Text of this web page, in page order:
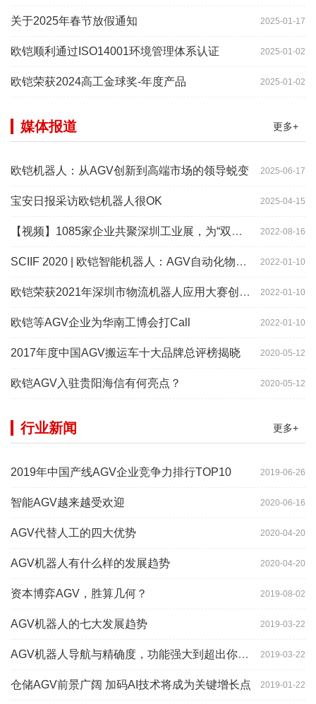
2025-01-17
关于2025年春节放假通知
2025-01-02
欧铠顺利通过ISO14001环境管理体系认证
2025-01-02
欧铠荣获2024高工金球奖-年度产品
更多+
媒体报道
2025-06-17
欧铠机器人：从AGV创新到高端市场的领导蜕变
2025-04-15
宝安日报采访欧铠机器人很OK
2022-08-16
【视频】1085家企业共聚深圳工业展，为“双链”畅通堵点、卡点
2022-01-10
SCIIF 2020 | 欧铠智能机器人：AGV自动化物流设备及系统
2022-01-10
欧铠荣获2021年深圳市物流机器人应用大赛创新项目奖
2022-01-10
欧铠等AGV企业为华南工博会打Call
2020-05-12
2017年度中国AGV搬运车十大品牌总评榜揭晓
2020-05-12
欧铠AGV入驻贵阳海信有何亮点？
更多+
行业新闻
2019-06-26
2019年中国产线AGV企业竞争力排行TOP10
2020-06-16
智能AGV越来越受欢迎
2020-04-20
AGV代替人工的四大优势
2020-04-20
AGV机器人有什么样的发展趋势
2019-08-02
资本博弈AGV，胜算几何？
2019-03-22
AGV机器人的七大发展趋势
2019-03-22
AGV机器人导航与精确度，功能强大到超出你想象
2019-01-22
仓储AGV前景广阔 加码AI技术将成为关键增长点